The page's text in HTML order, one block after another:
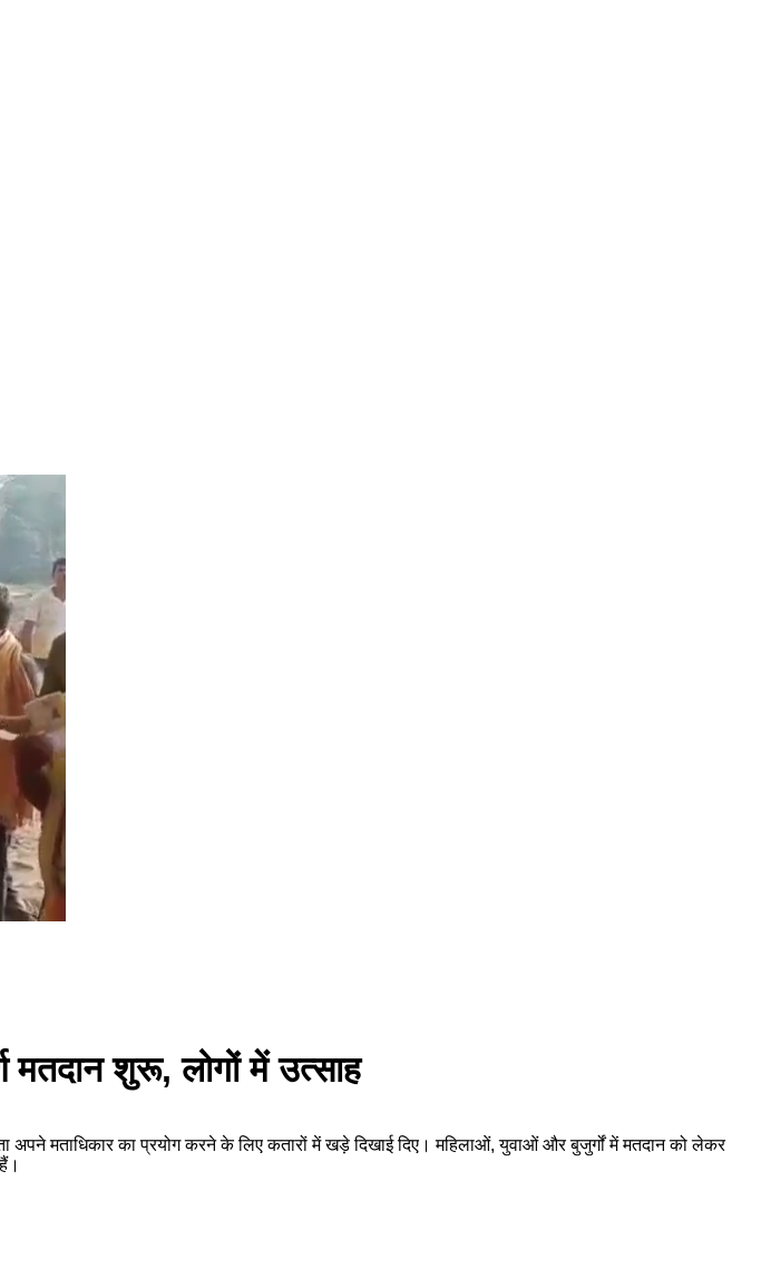
मतदान शुरू, लोगों में उत्साह
अपने मताधिकार का प्रयोग करने के लिए कतारों में खड़े दिखाई दिए। महिलाओं, युवाओं और बुजुर्गों में मतदान को लेकर